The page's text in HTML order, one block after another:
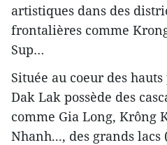
artistiques dans des
frontalières comme
Sup…
Située au coeur des
Dak Lak possède des
comme Gia Long, Krông
Nhanh..., des grands lacs